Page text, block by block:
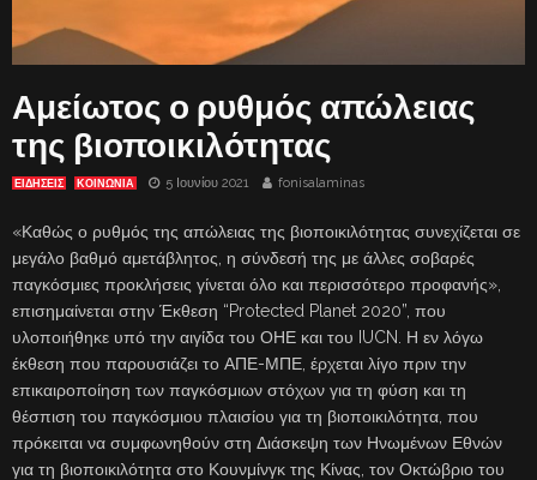
Αμείωτος ο ρυθμός απώλειας
της βιοποικιλότητας
ΕΙΔΗΣΕΙΣ ΚΟΙΝΩΝΙΑ 5 Ιουνίου 2021 fonisalaminas
«Καθώς ο ρυθμός της απώλειας της βιοποικιλότητας συνεχίζεται σε
μεγάλο βαθμό αμετάβλητος, η σύνδεσή της με άλλες σοβαρές
παγκόσμιες προκλήσεις γίνεται όλο και περισσότερο προφανής»,
επισημαίνεται στην Έκθεση “Protected Planet 2020”, που
υλοποιήθηκε υπό την αιγίδα του ΟΗΕ και του IUCN. Η εν λόγω
έκθεση που παρουσιάζει το ΑΠΕ-ΜΠΕ, έρχεται λίγο πριν την
επικαιροποίηση των παγκόσμιων στόχων για τη φύση και τη
θέσπιση του παγκόσμιου πλαισίου για τη βιοποικιλότητα, που
πρόκειται να συμφωνηθούν στη Διάσκεψη των Ηνωμένων Εθνών
για τη βιοποικιλότητα στο Κουνμίνγκ της Κίνας, τον Οκτώβριο του